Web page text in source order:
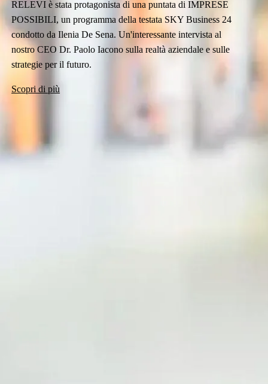
RELEVI è stata protagonista di una puntata di IMPRESE
POSSIBILI, un programma della testata SKY Business 24
condotto da Ilenia De Sena. Un'interessante intervista al
nostro CEO Dr. Paolo Iacono sulla realtà aziendale e sulle
strategie per il futuro.
Scopri di più